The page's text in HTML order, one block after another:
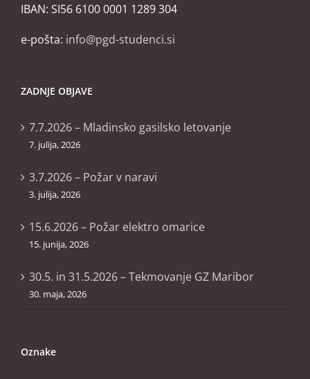
IBAN: SI56 6100 0001 1289 304
e-pošta: info@pgd-studenci.si
ZADNJE OBJAVE
7.7.2026 – Mladinsko gasilsko letovanje
7. julija, 2026
3.7.2026 – Požar v naravi
3. julija, 2026
15.6.2026 – Požar elektro omarice
15. junija, 2026
30.5. in 31.5.2026 – Tekmovanje GZ Maribor
30. maja, 2026
Oznake